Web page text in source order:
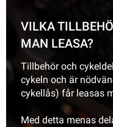
VILKA
MAN LEASA?
Tillbehör och
cykeln och är
cykellås) får leasas
Med detta menas